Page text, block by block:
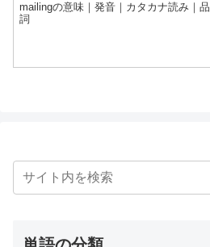
mailingの意味｜発音｜カタカナ読み｜品
詞